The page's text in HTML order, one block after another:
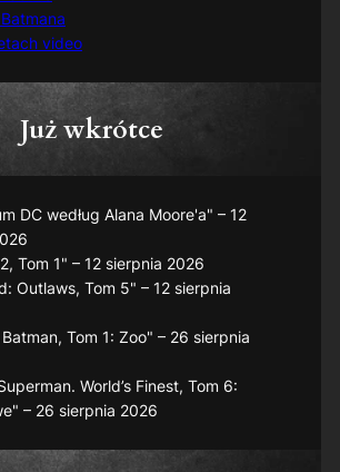
video
Już wkrótce
DC według Alana Moore'a" – 12
Tom 1" – 12 sierpnia 2026
Outlaws, Tom 5" – 12 sierpnia
Tom 1: Zoo" – 26 sierpnia
World’s Finest, Tom 6:
– 26 sierpnia 2026